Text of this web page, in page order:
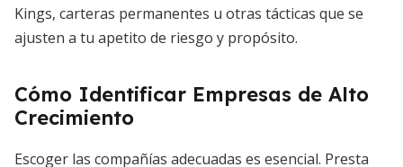
Kings, carteras permanentes u otras tácticas que se
ajusten a tu apetito de riesgo y propósito.
Cómo Identificar Empresas de Alto
Crecimiento
Escoger las compañías adecuadas es esencial. Presta